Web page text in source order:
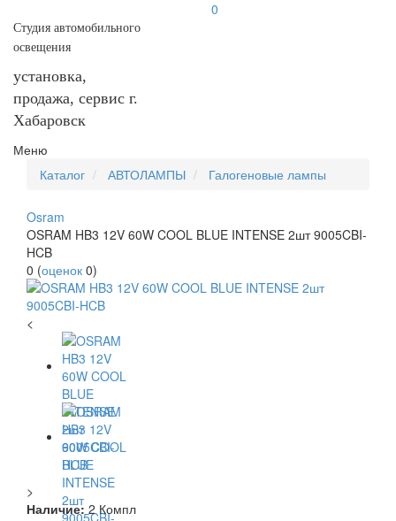
Студия автомобильного
освещения
установка,
продажа, сервис г.
Хабаровск
0
Меню
Каталог
АВТОЛАМПЫ Галогеновые лампы
Osram
OSRAM HB3 12V 60W COOL BLUE INTENSE 2шт 9005CBI-
HCB
0 (оценок 0)
<
>
Наличие: 2 Компл